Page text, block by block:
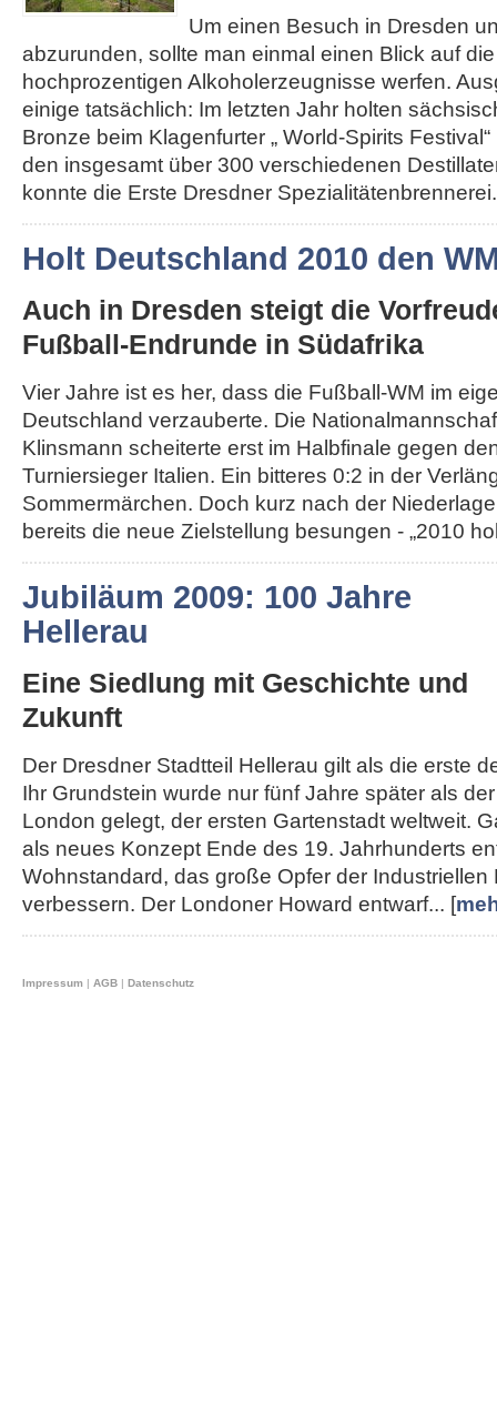
Um einen Besuch in Dresden
abzurunden, sollte man einmal einen Blick auf
hochprozentigen Alkoholerzeugnisse werfen.
einige tatsächlich: Im letzten Jahr holten
Bronze beim Klagenfurter „ World-Spirits
den insgesamt über 300 verschiedenen
konnte die Erste Dresdner
Holt Deutschland 2010 den
Auch in Dresden steigt die
Fußball-Endrunde in Südafrika
Vier Jahre ist es her, dass die Fußball-WM im
Deutschland verzauberte. Die
Klinsmann scheiterte erst im Halbfinale gegen
Turniersieger Italien. Ein bitteres 0:2 in der
Sommermärchen. Doch kurz nach der
bereits die neue Zielstellung besungen - „2010
Jubiläum 2009: 100 Jahre
Hellerau
Eine Siedlung mit Geschichte und
Zukunft
Der Dresdner Stadtteil Hellerau gilt als die erste
Ihr Grundstein wurde nur fünf Jahre später als
London gelegt, der ersten Gartenstadt weltweit.
als neues Konzept Ende des 19. Jahrhunderts
Wohnstandard, das große Opfer der Industriellen
verbessern. Der Londoner Howard entwarf... [
Impressum | AGB | Datenschutz